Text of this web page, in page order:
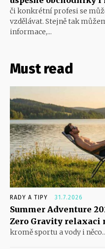
či konkrétní profesi se
vzdělávat. Stejně tak
informace,...
Must read
RADY A TIPY 31.7.2026
Summer Adventure
Zero Gravity relaxaci
kromě sportu a vody i